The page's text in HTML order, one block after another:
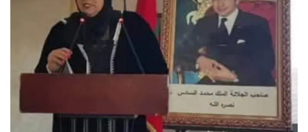
ي
ك
ر